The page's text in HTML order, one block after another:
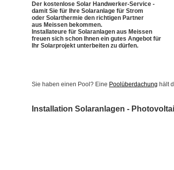
Der kostenlose Solar Handwerker-Service -
damit Sie für Ihre Solaranlage für Strom
oder Solarthermie den richtigen Partner
aus Meissen bekommen.
Installateure für Solaranlagen aus Meissen
freuen sich schon Ihnen ein gutes Angebot für
Ihr Solarprojekt unterbeiten zu dürfen.
Sie haben einen Pool? Eine Poolüberdachung hält
Installation Solaranlagen -